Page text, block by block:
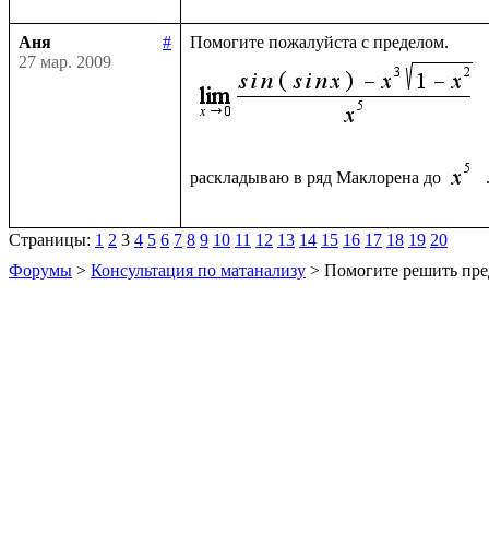
Аня
#
27 мар. 2009
раскладываю в ряд Маклорена до
Страницы: 1 2 3 4 5 6 7 8 9 10 11 12 13 14 15 16 17 18 19 20
Форумы > Консультация по матанализу > Помогите решить